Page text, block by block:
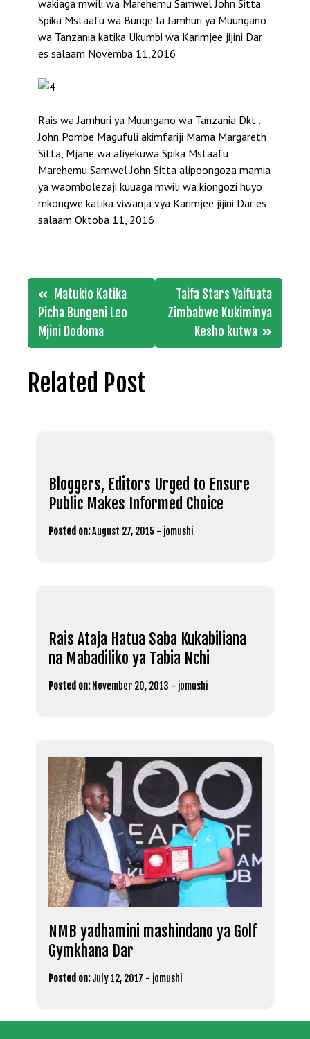
wakiaga mwili wa Marehemu Samwel John Sitta
Spika Mstaafu wa Bunge la Jamhuri ya Muungano
wa Tanzania katika Ukumbi wa Karimjee jijini Dar
es salaam Novemba 11,2016
Rais wa Jamhuri ya Muungano wa Tanzania Dkt .
John Pombe Magufuli akimfariji Mama Margareth
Sitta, Mjane wa aliyekuwa Spika Mstaafu
Marehemu Samwel John Sitta alipoongoza mamia
ya waombolezaji kuuaga mwili wa kiongozi huyo
mkongwe katika viwanja vya Karimjee jijini Dar es
salaam Oktoba 11, 2016
Post
navigation
Matukio Katika
Picha Bungeni Leo
Mjini Dodoma
Taifa Stars Yaifuata
Zimbabwe Kukiminya
Kesho kutwa
Related Post
Bloggers, Editors Urged to Ensure
Public Makes Informed Choice
Posted on:August 27, 2015 - jomushi
Rais Ataja Hatua Saba Kukabiliana
na Mabadiliko ya Tabia Nchi
Posted on: November 20, 2013 - jomushi
NMB yadhamini mashindano ya Golf
Gymkhana Dar
Posted on: July 12, 2017 - jomushi